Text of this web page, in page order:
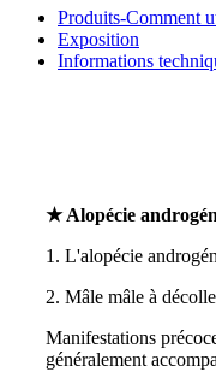
Produits-Comment
Exposition
Informations
★ Alopécie
1. L'alopécie
2. Mâle mâle à
Manifestations
généralement